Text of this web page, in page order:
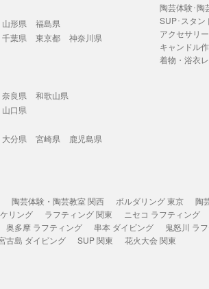
山形県
福島県
千葉県 東京都
神奈川県
奈良県
和歌山県
山口県
大分県 宮崎県
鹿児島県
陶芸体験･陶
SUP･スタン
アクセサリ
キャンドル
着物・浴衣
陶芸体験・陶芸教室 関西 ボルダリング 東京 陶
リング ラフティング 関東 ニセコ ラフティング
奥多摩 ラフティング 串本 ダイビング 鬼怒川 ラ
古島 ダイビング SUP 関東 花火大会 関東